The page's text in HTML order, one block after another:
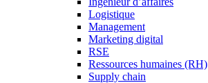
Logistique
Management
Marketing digital
RSE
Ressources humaines (RH)
Supply chain